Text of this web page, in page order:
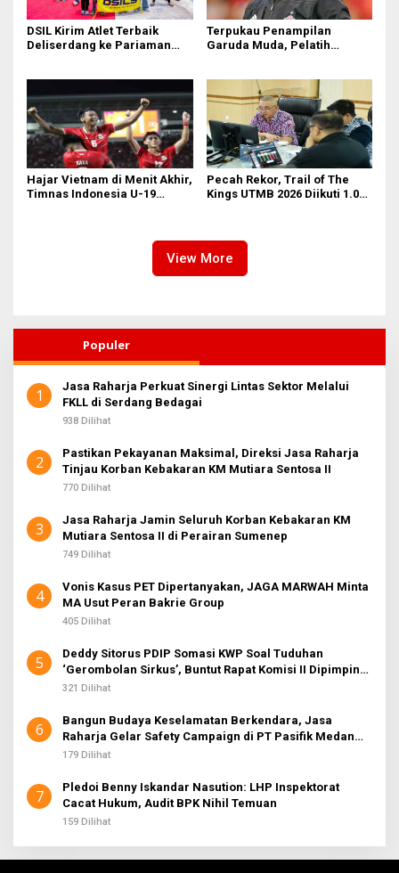
DSIL Kirim Atlet Terbaik
Deliserdang ke Pariaman
Terpukau Penampilan
Garuda Muda, Pelatih
Aksi Timnas U-19
Hajar Vietnam di Menit Akhir,
Timnas Indonesia U-19
Pecah Rekor, Trail of The
Kings UTMB 2026 Diikuti 1.015
View More
Populer
1
Jasa Raharja Perkuat Sinergi Lintas Sektor Melalui
FKLL di Serdang Bedagai
938 Dilihat
2
Pastikan Pekayanan Maksimal, Direksi Jasa Raharja
Tinjau Korban Kebakaran KM Mutiara Sentosa II
770 Dilihat
3
Jasa Raharja Jamin Seluruh Korban Kebakaran KM
Mutiara Sentosa II di Perairan Sumenep
749 Dilihat
4
Vonis Kasus PET Dipertanyakan, JAGA MARWAH Minta
MA Usut Peran Bakrie Group
405 Dilihat
5
Deddy Sitorus PDIP Somasi KWP Soal Tuduhan
‘Gerombolan Sirkus’, Buntut Rapat Komisi II Dipimpin
Sufmi Dasco Ahmad
321 Dilihat
6
Bangun Budaya Keselamatan Berkendara, Jasa
Raharja Gelar Safety Campaign di PT Pasifik Medan
Industri
179 Dilihat
7
Pledoi Benny Iskandar Nasution: LHP Inspektorat
Cacat Hukum, Audit BPK Nihil Temuan
159 Dilihat